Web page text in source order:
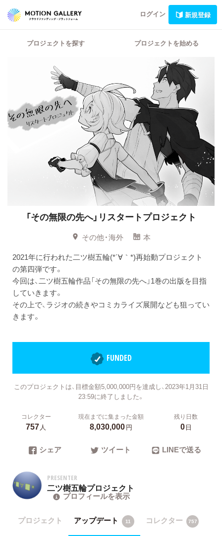
ログイン 新規登録
プロジェクトを探す プロジェクトを始める
「その無限の先へ」リスタートプロジェクト
その他・海外
本
2021年に行われた二ツ樹五輪(*´∀｀*)再始動プロジェクト
の第四弾です。
今回は、二ツ樹五輪作品「その無限の先へ」1巻の出版を目指
していきます。
その上で、ラジオの続きやコミカライズ展開なども狙ってい
きます。
FUNDED
このプロジェクトは、目標金額5,000,000円を達成し、2023年1月31日
23:59に終了しました。
コレクター
757人
現在までに集まった金額
8,030,000円
残り日数
0日
シェア ツイート LINEで送る
PRESENTER
二ツ樹五輪プロジェクト
プロフィールを表示
プロジェクト アップデート 11 コレクター 757